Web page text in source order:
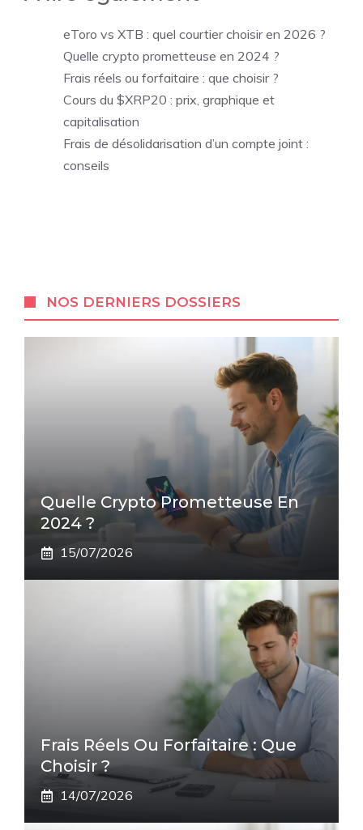
eToro vs XTB : quel courtier choisir en 2026 ?
Quelle crypto prometteuse en 2024 ?
Frais réels ou forfaitaire : que choisir ?
Cours du $XRP20 : prix, graphique et
capitalisation
Frais de désolidarisation d’un compte joint :
conseils
NOS DERNIERS DOSSIERS
Quelle Crypto Prometteuse En
2024 ?
15/07/2026
Frais Réels Ou Forfaitaire : Que
Choisir ?
14/07/2026